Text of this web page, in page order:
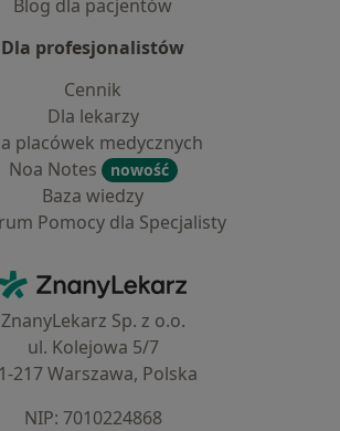
Blog dla pacjentów
Dla profesjonalistów
Cennik
Dla lekarzy
placówek medycznych
Noa Notes
nowość
Baza wiedzy
Pomocy dla Specjalisty
ZnanyLekarz - Strona główna
ZnanyLekarz Sp. z o.o.
ul. Kolejowa 5/7
217 Warszawa, Polska
NIP: ⁠7010224868